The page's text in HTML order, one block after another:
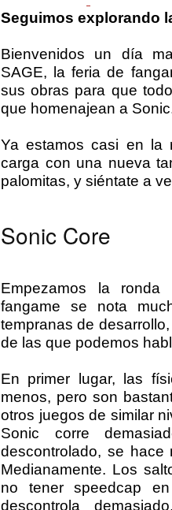
Seguimos explorando
Bienvenidos un día
SAGE, la feria de
sus obras para que
que homenajean a
Ya estamos casi en la
carga con una nueva
palomitas, y siéntate a
Sonic Core
Empezamos la ronda
fangame se nota
tempranas de
de las que podemos
En primer lugar, las
menos, pero son
otros juegos de similar
Sonic corre
descontrolado, se hace
Medianamente. Los
no tener speedcap
descontrola